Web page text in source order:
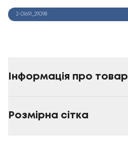
2-01691_29098
Інформація про товар
Розмірна сітка